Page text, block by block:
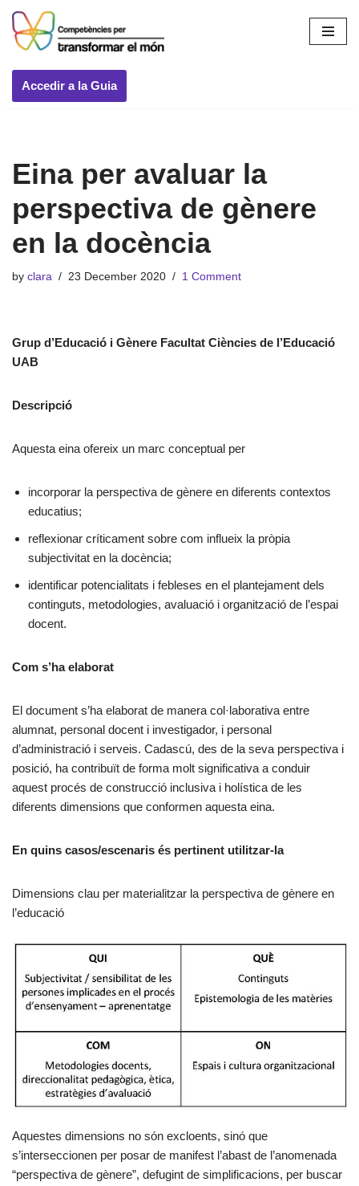
Skip
content
Accedir a la Guia
Eina per avaluar la
perspectiva de gènere
en la docència
by clara 23 December 2020 1 Comment
Grup d’Educació i Gènere Facultat Ciències de l’Educació
UAB
Descripció
Aquesta eina ofereix un marc conceptual per
incorporar la perspectiva de gènere en diferents contextos
educatius;
reflexionar críticament sobre com influeix la pròpia
subjectivitat en la docència;
identificar potencialitats i febleses en el plantejament dels
continguts, metodologies, avaluació i organització de l’espai
docent.
Com s’ha elaborat
El document s’ha elaborat de manera col·laborativa entre
alumnat, personal docent i investigador, i personal
d’administració i serveis. Cadascú, des de la seva perspectiva i
posició, ha contribuït de forma molt significativa a conduir
aquest procés de construcció inclusiva i holística de les
diferents dimensions que conformen aquesta eina.
En quins casos/escenaris és pertinent utilitzar-la
Dimensions clau per materialitzar la perspectiva de gènere en
l’educació
Aquestes dimensions no són excloents, sinó que
s’interseccionen per posar de manifest l’abast de l’anomenada
“perspectiva de gènere”, defugint de simplificacions, per buscar